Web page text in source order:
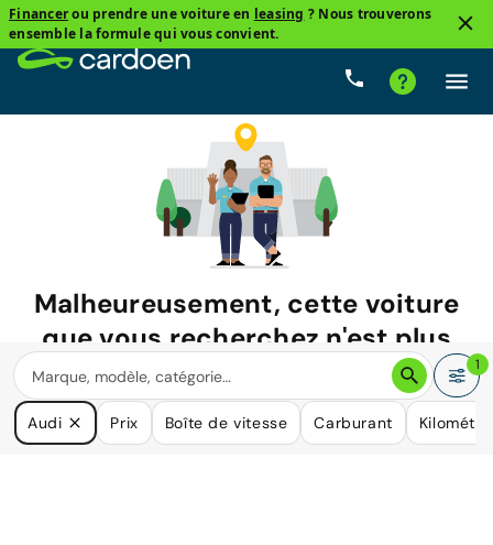
Financerou prendre une voiture en leasing ? Nous trouverons
ensemble la formule qui vous convient.
Malheureusement, cette voiture
que vous recherchez n'est plus
disponible.
Nous avons de nombreuses voitures qui pourraient répondre
à vos besoins.
1
Audi Prix Boîte de vitesse Carburant